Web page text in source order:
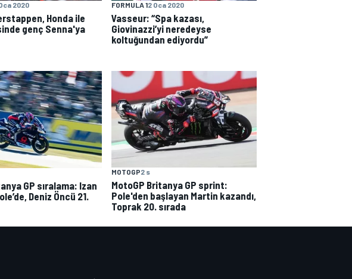
2020
Honda ile
genç Senna'ya
FORMULA 12 Oca 2020
Vasseur: “Spa kazası,
Giovinazzi’yi neredeyse
koltuğundan ediyordu”
GP sıralama: Izan
Deniz Öncü 21.
MOTOGP2 s
MotoGP Britanya GP sprint:
Pole'den başlayan Martin kazandı,
Toprak 20. sırada